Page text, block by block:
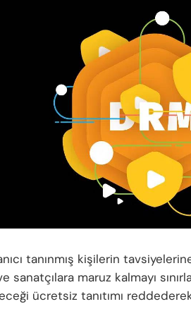
tanınmış kişilerin
sanatçılara maruz kalmayı
ücretsiz tanıtımı